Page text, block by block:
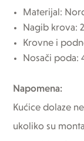
Materijal:
Nagib krova:
Krovne i
Nosači poda:
Napomena:
Kućice dolaze
ukoliko su